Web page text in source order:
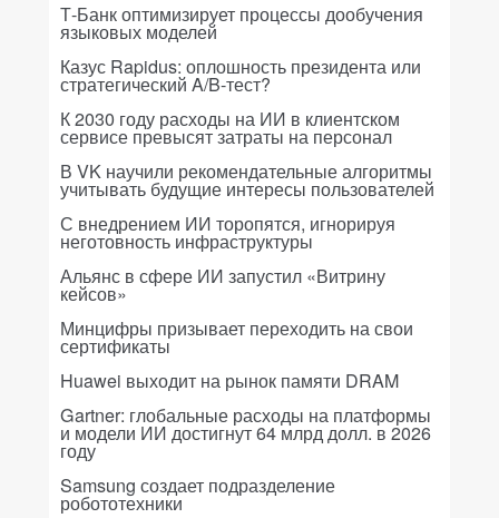
Т-Банк оптимизирует процессы дообучения
языковых моделей
Казус Rapidus: оплошность президента или
стратегический A/B-тест?
К 2030 году расходы на ИИ в клиентском
сервисе превысят затраты на персонал
В VK научили рекомендательные алгоритмы
учитывать будущие интересы пользователей
С внедрением ИИ торопятся, игнорируя
неготовность инфраструктуры
Альянс в сфере ИИ запустил «Витрину
кейсов»
Минцифры призывает переходить на свои
сертификаты
Huawei выходит на рынок памяти DRAM
Gartner: глобальные расходы на платформы
и модели ИИ достигнут 64 млрд долл. в 2026
году
Samsung создает подразделение
робототехники